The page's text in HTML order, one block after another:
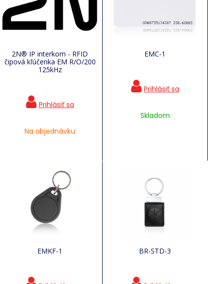
2N® IP interkom - RFID
čipová kľúčenka EM R/O/200
125kHz
Na objednávku
EMC-1
Skladom
EMKF-1 BR-STD-3